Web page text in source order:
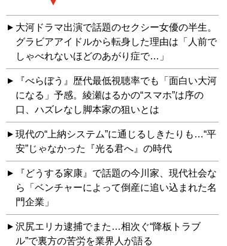
大河ドラマ出演で話題のセクシー女優の半生。
グラビアアイドルから転身した理由は「人前で
しゃべれないほどのあがり症で…」
『べらぼう』歴代最低視聴率でも「面白い大河
になる」予感。綾瀬はるかの“スマホ”は序の
口、ハズレなし脚本家の狙いとは
現代の“上納システム”に通じるしきたりも…“平
安”じゃなかった『光る君へ』の時代
『どうする家康』で話題の今川家、現代社会な
ら「ベンチャーによって倒産に追い込まれた名
門企業」
沢尻エリカ逮捕でまた…相次ぐ“降板トラブ
ル”で裏方の苦労を業界人が語る